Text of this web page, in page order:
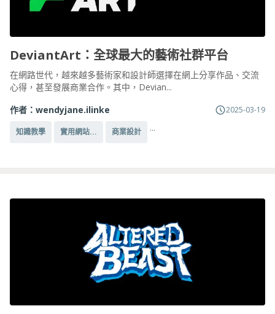
DeviantArt：全球最大的藝術社群平台
在網路世代，越來越多藝術家和設計師選擇在網上分享作品、交流
心得，甚至發展商業合作。其中，Devian...
作者： wendyjane.ilinke 2025-03-19
知識教學 實用網站... 商業設計 ...